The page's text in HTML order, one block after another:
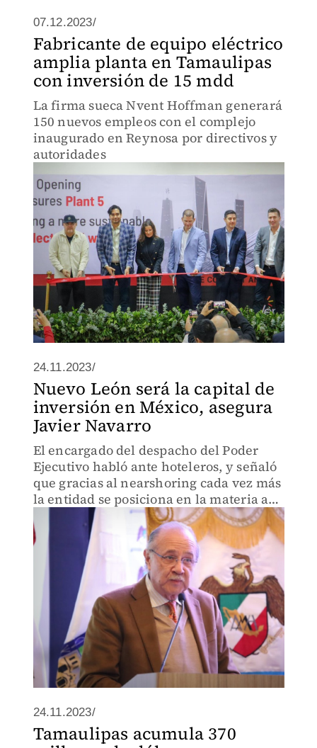
07.12.2023/
Fabricante de equipo eléctrico
amplia planta en Tamaulipas
con inversión de 15 mdd
La firma sueca Nvent Hoffman generará
150 nuevos empleos con el complejo
inaugurado en Reynosa por directivos y
autoridades
24.11.2023/
Nuevo León será la capital de
inversión en México, asegura
Javier Navarro
El encargado del despacho del Poder
Ejecutivo habló ante hoteleros, y señaló
que gracias al nearshoring cada vez más
la entidad se posiciona en la materia a
nivel mundial.
24.11.2023/
Tamaulipas acumula 370